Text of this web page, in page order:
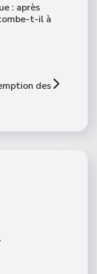
: après
t-il à
des